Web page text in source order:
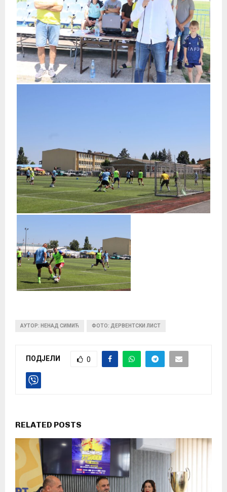
АУТОР: НЕНАД СИМИЋ ФОТО: ДЕРВЕНТСКИ ЛИСТ
ПОДЈЕЛИ 0
RELATED POSTS